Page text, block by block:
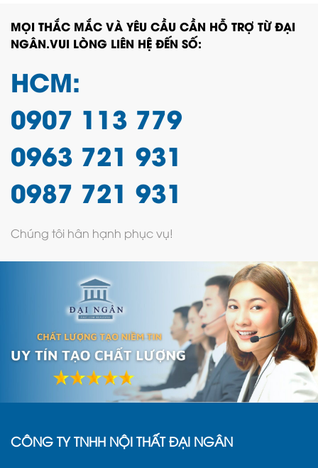
MỌI THẮC MẮC VÀ YÊU CẦU CẦN HỖ TRỢ TỪ ĐẠI
NGÂN.VUI LÒNG LIÊN HỆ ĐẾN SỐ:
HCM:
0907 113 779
0963 721 931
0987 721 931
Chúng tôi hân hạnh phục vụ!
CÔNG TY TNHH NỘI THẤT ĐẠI NGÂN